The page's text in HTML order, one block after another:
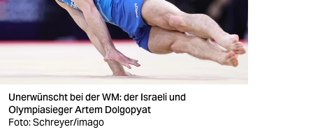
verlag
veranstaltungen
fragen & hilfe
unterstützen
Unerwünscht bei der WM: der Israeli und
Olympiasieger Artem Dolgopyat
Foto: Schreyer/imago